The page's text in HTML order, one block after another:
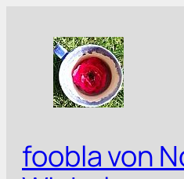
springen
foobla von